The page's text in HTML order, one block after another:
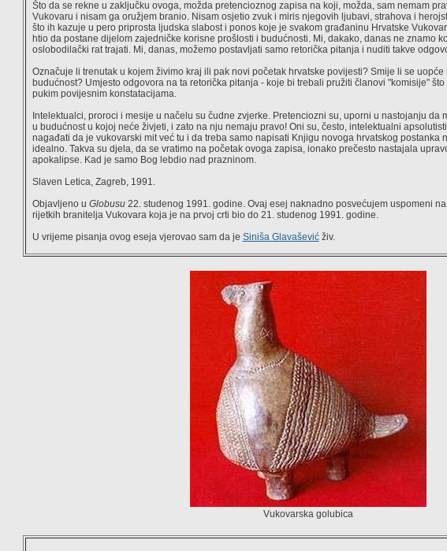
Što da se rekne u zaključku ovoga, možda pretencioznog zapisa na koji, možda, sam nemam
Vukovaru i nisam ga oružjem branio. Nisam osjetio zvuk i miris njegovih ljubavi, strahova i
što ih kazuje u pero priprosta ljudska slabost i ponos koje je svakom građaninu Hrvatske
htio da postane dijelom zajedničke korisne prošlosti i budućnosti. Mi, dakako, danas ne znamo
oslobodilački rat trajati. Mi, danas, možemo postavljati samo retorička pitanja i nuditi takve
Označuje li trenutak u kojem živimo kraj ili pak novi početak hrvatske povijesti? Smije li se
budućnost? Umjesto odgovora na ta retorička pitanja - koje bi trebali pružiti članovi "komisije"
pukim povijesnim konstatacijama.
Intelektualci, proroci i mesije u načelu su čudne zvjerke. Pretenciozni su, uporni u nastojanju da
u budućnost u kojoj neće živjeti, i zato na nju nemaju pravo! Oni su, često, intelektualni
nagađati da je vukovarski mit već tu i da treba samo napisati Knjigu novoga hrvatskog postanka
idealno. Takva su djela, da se vratimo na početak ovoga zapisa, ionako prečesto nastajala
apokalipse. Kad je samo Bog lebdio nad prazninom.
Slaven Letica, Zagreb, 1991.
Objavljeno u Globusu22. studenog 1991. godine. Ovaj esej naknadno posvećujem uspomeni
rijetkih branitelja Vukovara koja je na prvoj crti bio do 21. studenog 1991. godine.
U vrijeme pisanja ovog eseja vjerovao sam da je Siniša Glavaševićživ.
Vukovarska golubica